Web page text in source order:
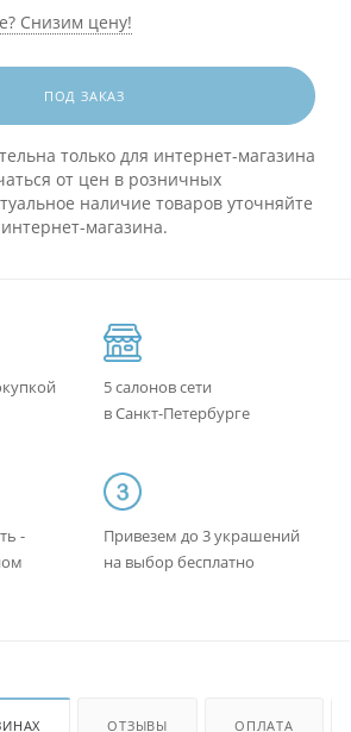
Снизим цену!
ПОД ЗАКАЗ
только для интернет-магазина
от цен в розничных
наличие товаров уточняйте
магазина.
5 салонов сети
в Санкт-Петербурге
-
Привезем до 3 украшений
на выбор бесплатно
ОТЗЫВЫ ОПЛАТА